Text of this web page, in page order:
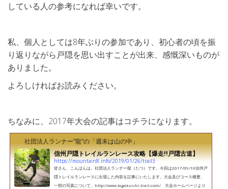
している人の参考になれば幸いです。
私、個人としては8年ぶりの参加であり、初心者の頃を振
り返りながら戸隠を思い出すことが出来、感慨深いものが
ありました。
よろしければお読みください。
ちなみに、2017年大会の記事はコチラになります。
社団法人ランナー”龍”の「週末は山の中」
信州戸隠トレイルランレース攻略【爆走!!戸隠古道】
https://mountain8.info/2019/01/26/trail3
皆さん、こんばんは。社団法人ランナー龍（たつ）です。今回は2017/09/10信州戸
隠トレイルランレースに出場した内容を記事にいたします。大会及びコース概要、
一部の写真について、http://www.togakushi-trail.com/ 大会ホームページより